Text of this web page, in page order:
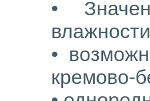
•
•
кремово-